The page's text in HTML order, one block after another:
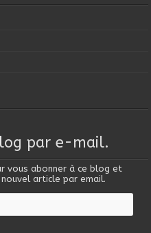
par e-mail.
vous abonner à ce blog et
article par email.